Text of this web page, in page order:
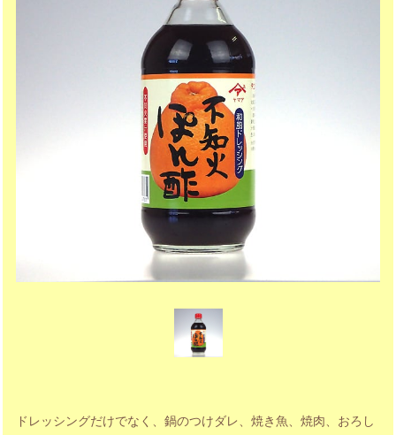
ドレッシングだけでなく、鍋のつけダレ、焼き魚、焼肉、おろし